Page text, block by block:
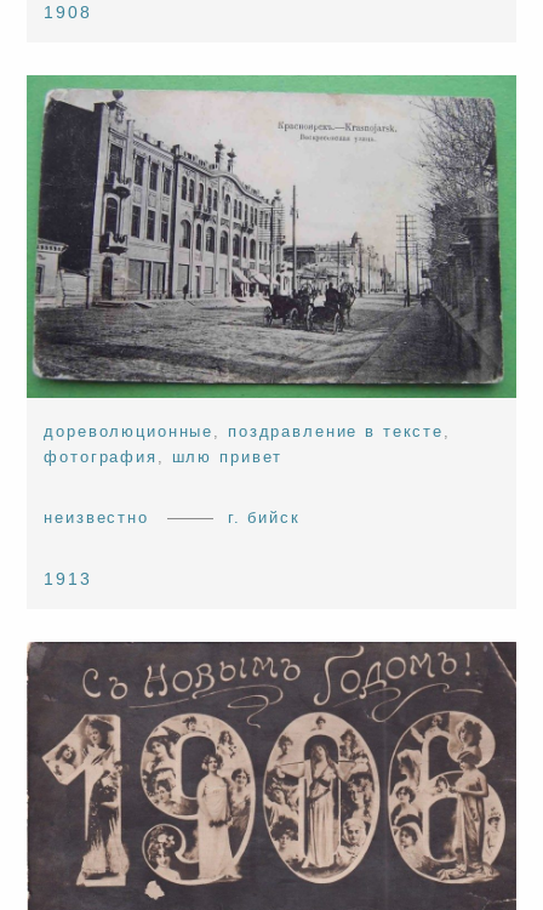
1908
дореволюционные поздравление в тексте
фотография
шлю привет
неизвестно г. бийск
1913